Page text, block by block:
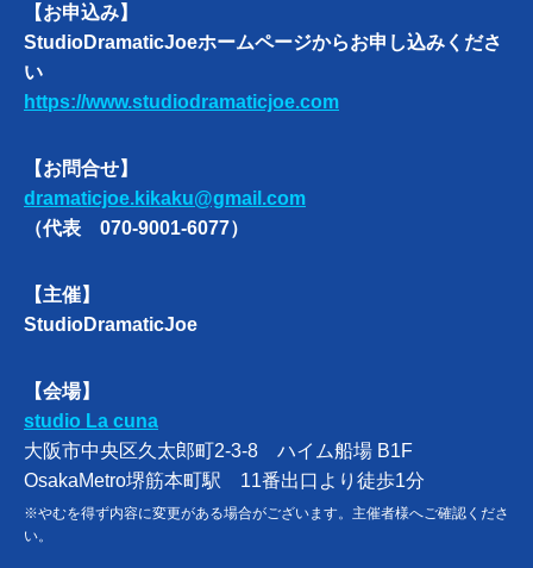
【お申込み】
StudioDramaticJoeホームページからお申し込みくださ
い
https://www.studiodramaticjoe.com
【お問合せ】
dramaticjoe.kikaku@gmail.com
（代表 070-9001-6077）
【主催】
StudioDramaticJoe
【会場】
studio La cuna
大阪市中央区久太郎町2-3-8 ハイム船場 B1F
OsakaMetro堺筋本町駅 11番出口より徒歩1分
※やむを得ず内容に変更がある場合がございます。主催者様へご確認くださ
い。